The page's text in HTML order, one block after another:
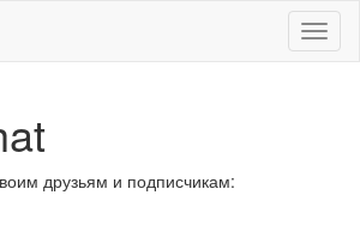
друзьям и подписчикам: